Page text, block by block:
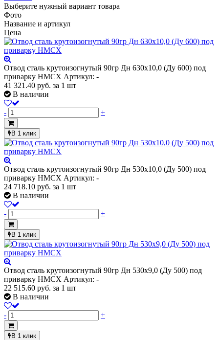
Выберите нужный вариант товара
Фото
Название и артикул
Цена
Отвод сталь крутоизогнутый 90гр Дн 630х10,0 (Ду 600) под
приварку HMCX Артикул: -
41 321.40 руб. за 1 шт
В наличии
- +
В 1 клик
Отвод сталь крутоизогнутый 90гр Дн 530х10,0 (Ду 500) под
приварку HMCX Артикул: -
24 718.10 руб. за 1 шт
В наличии
- +
В 1 клик
Отвод сталь крутоизогнутый 90гр Дн 530х9,0 (Ду 500) под
приварку HMCX Артикул: -
22 515.60 руб. за 1 шт
В наличии
- +
В 1 клик